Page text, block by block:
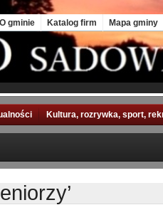
O gminie Katalog firm Mapa gminy
Kultura, rozrywka, sport,